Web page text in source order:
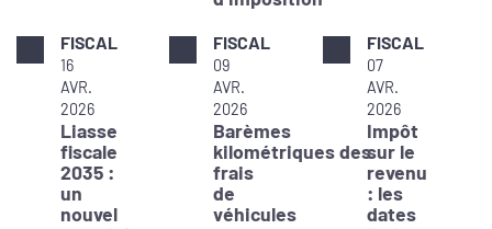
FISCAL
16
AVR.
2026
Liasse
fiscale
2035 :
un
nouvel
FISCAL
09
AVR.
2026
Barèmes
kilométriques des
frais
de
véhicules
FISCAL
07
AVR.
2026
Impôt
sur le
revenu
: les
dates